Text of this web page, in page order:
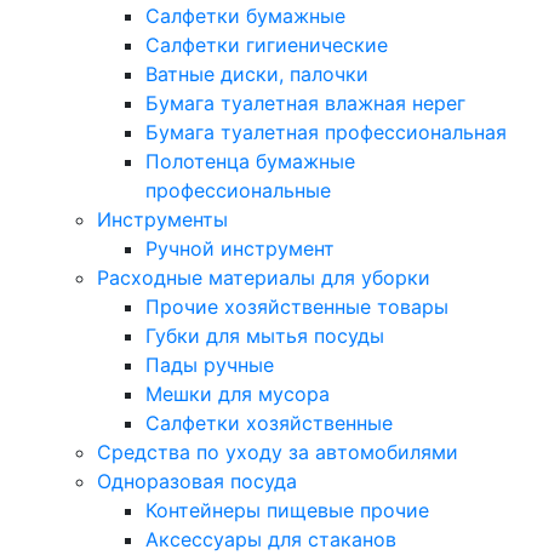
Салфетки бумажные
Салфетки гигиенические
Ватные диски, палочки
Бумага туалетная влажная нерег
Бумага туалетная профессиональная
Полотенца бумажные
профессиональные
Инструменты
Ручной инструмент
Расходные материалы для уборки
Прочие хозяйственные товары
Губки для мытья посуды
Пады ручные
Мешки для мусора
Салфетки хозяйственные
Средства по уходу за автомобилями
Одноразовая посуда
Контейнеры пищевые прочие
Аксессуары для стаканов